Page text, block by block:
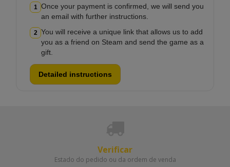
1 Once your payment is confirmed, we will send you
an email with further instructions.
2 You will receive a unique link that allows us to add
you as a friend on Steam and send the game as a
gift.
Detailed instructions
Verificar
Estado do pedido ou da ordem de venda